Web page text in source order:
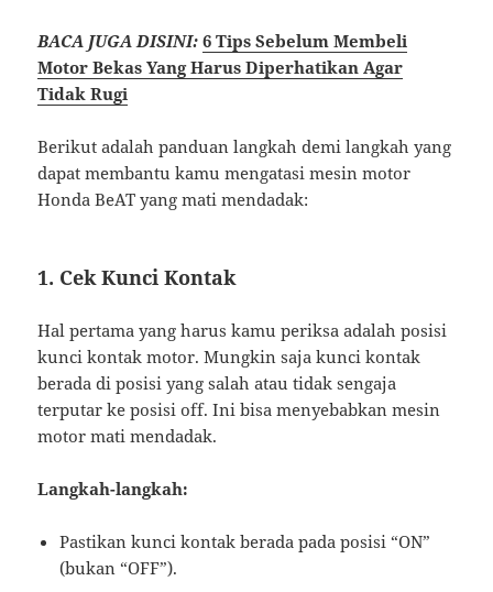
BACA JUGA DISINI: 6 Tips Sebelum Membeli
Motor Bekas Yang Harus Diperhatikan Agar
Tidak Rugi
Berikut adalah panduan langkah demi langkah yang
dapat membantu kamu mengatasi mesin motor
Honda BeAT yang mati mendadak:
1. Cek Kunci Kontak
Hal pertama yang harus kamu periksa adalah posisi
kunci kontak motor. Mungkin saja kunci kontak
berada di posisi yang salah atau tidak sengaja
terputar ke posisi off. Ini bisa menyebabkan mesin
motor mati mendadak.
Langkah-langkah:
Pastikan kunci kontak berada pada posisi “ON”
(bukan “OFF”).